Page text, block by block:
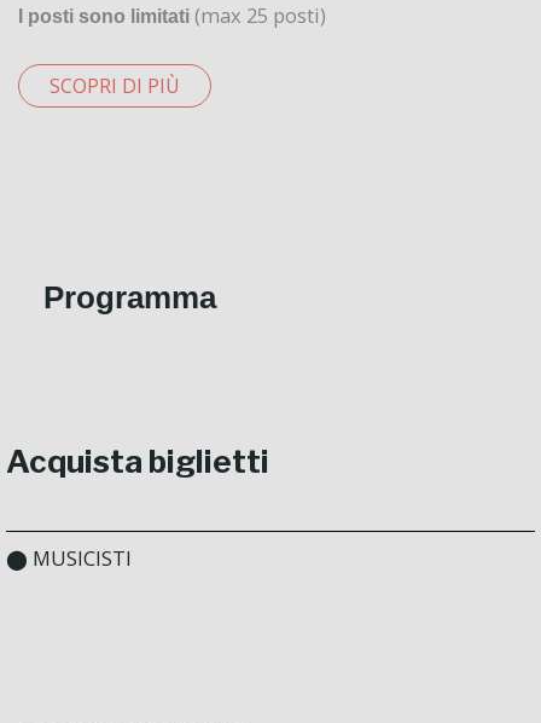
I posti sono limitati (max 25 posti)
SCOPRI DI PIÙ
Programma
Acquista biglietti
⬤ MUSICISTI